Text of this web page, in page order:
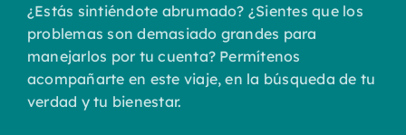
¿Estás sintiéndote abrumado? ¿Sientes que los
problemas son demasiado grandes para
manejarlos por tu cuenta? Permítenos
acompañarte en este viaje, en la búsqueda de tu
verdad y tu bienestar.